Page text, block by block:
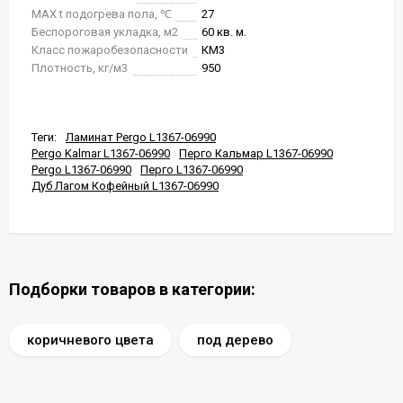
MAX t подогрева пола, ℃
27
Беспороговая укладка, м2
60 кв. м.
Класс пожаробезопасности
КМ3
Плотность, кг/м3
950
Теги:
Ламинат Pergo L1367-06990
Pergo Kalmar L1367-06990
Перго Кальмар L1367-06990
Pergo L1367-06990
Перго L1367-06990
Дуб Лагом Кофейный L1367-06990
Подборки товаров в категории:
коричневого цвета под дерево